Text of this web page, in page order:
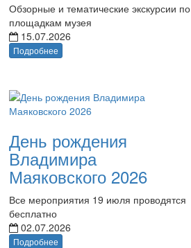
Обзорные и тематические экскурсии по
площадкам музея
15.07.2026
Подробнее
День рождения
Владимира
Маяковского 2026
Все мероприятия 19 июля проводятся
бесплатно
02.07.2026
Подробнее